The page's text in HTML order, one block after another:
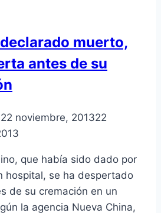
muerto,
antes de su
22 noviembre, 201322
que había sido dado por
hospital, se ha despertado
de su cremación en un
la agencia Nueva China,